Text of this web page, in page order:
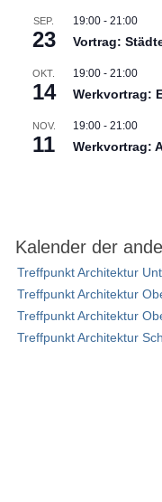
SEP.
23
19:00- 21:00
Vortrag:
OKT.
14
19:00- 21:00
Werkvortrag:
NOV.
11
19:00- 21:00
Werkvortrag:
Kalender der
Treffpunkt Architektur
Treffpunkt Architektur
Treffpunkt Architektur
Treffpunkt Architektur